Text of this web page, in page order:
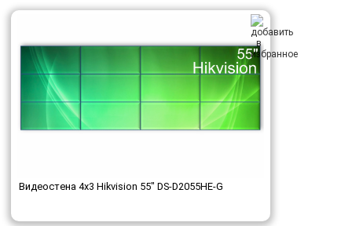
Видеостена 4x3 Hikvision 55" DS-D2055HE-G